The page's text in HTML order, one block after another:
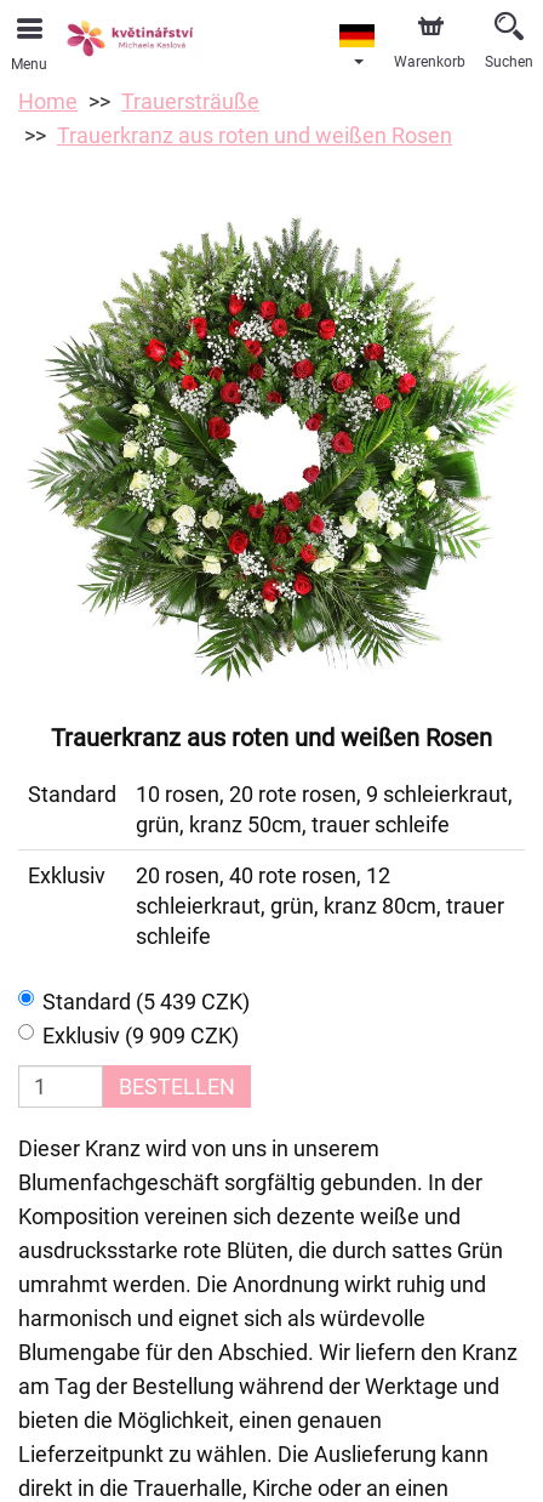
Menu Warenkorb Suchen
Home
Trauersträuße
Trauerkranz aus roten und weißen Rosen
Trauerkranz aus roten und weißen Rosen
Standard
10 rosen, 20 rote rosen, 9 schleierkraut,
grün, kranz 50cm, trauer schleife
Exklusiv
20 rosen, 40 rote rosen, 12
schleierkraut, grün, kranz 80cm, trauer
schleife
Standard (5 439 CZK)
Exklusiv (9 909 CZK)
BESTELLEN
Dieser Kranz wird von uns in unserem
Blumenfachgeschäft sorgfältig gebunden. In der
Komposition vereinen sich dezente weiße und
ausdrucksstarke rote Blüten, die durch sattes Grün
umrahmt werden. Die Anordnung wirkt ruhig und
harmonisch und eignet sich als würdevolle
Blumengabe für den Abschied. Wir liefern den Kranz
am Tag der Bestellung während der Werktage und
bieten die Möglichkeit, einen genauen
Lieferzeitpunkt zu wählen. Die Auslieferung kann
direkt in die Trauerhalle, Kirche oder an einen